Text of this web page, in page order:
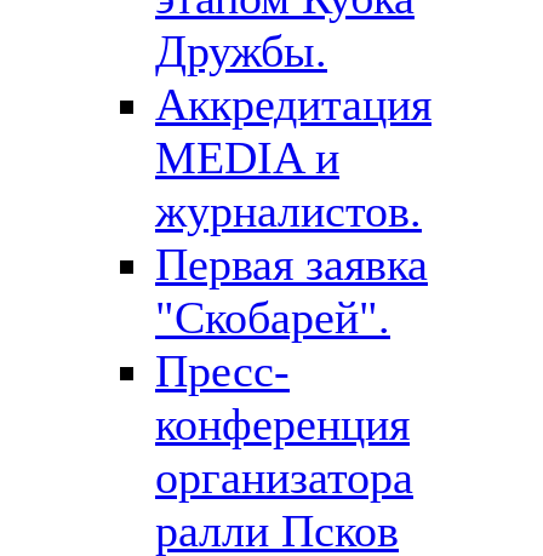
Дружбы.
Аккредитация
MEDIA и
журналистов.
Первая заявка
"Скобарей".
Пресс-
конференция
организатора
ралли Псков